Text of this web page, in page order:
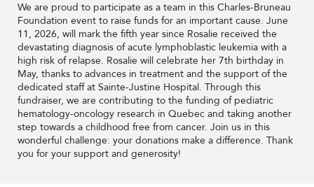
We are proud to participate as a team in this Charles-Bruneau
Foundation event to raise funds for an important cause. June
11, 2026, will mark the fifth year since Rosalie received the
devastating diagnosis of acute lymphoblastic leukemia with a
high risk of relapse. Rosalie will celebrate her 7th birthday in
May, thanks to advances in treatment and the support of the
dedicated staff at Sainte-Justine Hospital. Through this
fundraiser, we are contributing to the funding of pediatric
hematology-oncology research in Quebec and taking another
step towards a childhood free from cancer. Join us in this
wonderful challenge: your donations make a difference. Thank
you for your support and generosity!